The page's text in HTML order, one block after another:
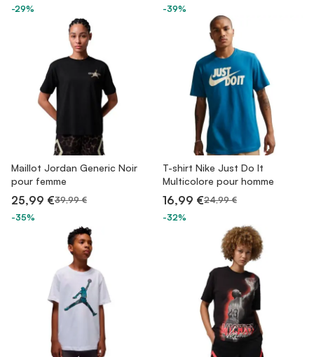
-29%
-39%
Maillot Jordan Generic Noir
pour femme
25,99 €39,99 €
-35%
T-shirt Nike Just Do It
Multicolore pour homme
16,99 €24,99 €
-32%